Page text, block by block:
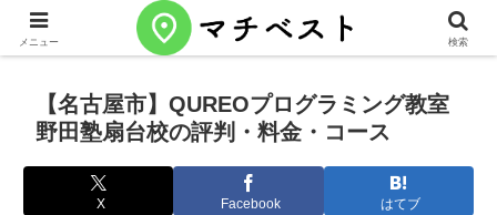
【名古屋市】QUREOプログラミング教室
野田塾扇台校の評判・料金・コース
X Facebook はてブ
メニュー 検索